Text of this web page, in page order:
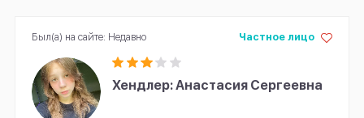
Хендлер: Анастасия Сергеевна
Частное лицо
Был(а) на сайте: Недавно